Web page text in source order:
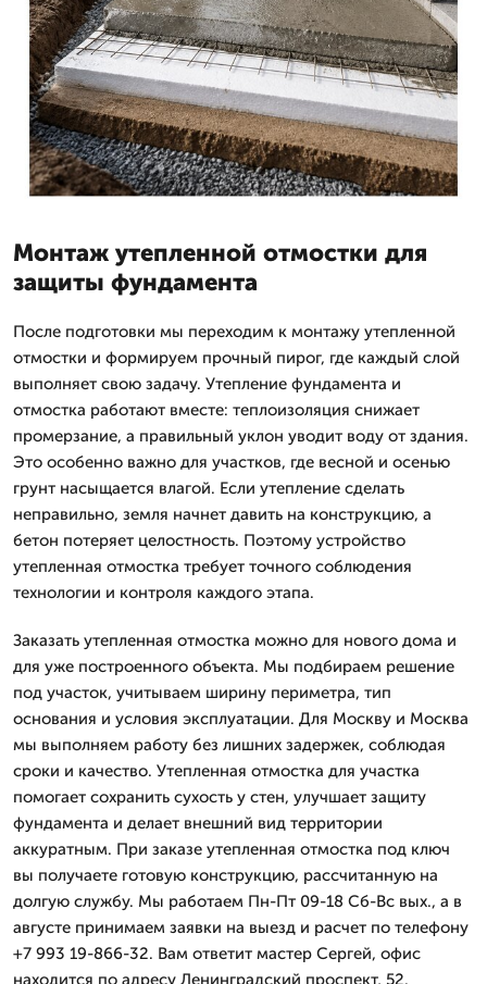
Монтаж утепленной отмостки для
защиты фундамента
После подготовки мы переходим к монтажу утепленной
отмостки и формируем прочный пирог, где каждый слой
выполняет свою задачу. Утепление фундамента и
отмостка работают вместе: теплоизоляция снижает
промерзание, а правильный уклон уводит воду от здания.
Это особенно важно для участков, где весной и осенью
грунт насыщается влагой. Если утепление сделать
неправильно, земля начнет давить на конструкцию, а
бетон потеряет целостность. Поэтому устройство
утепленная отмостка требует точного соблюдения
технологии и контроля каждого этапа.
Заказать утепленная отмостка можно для нового дома и
для уже построенного объекта. Мы подбираем решение
под участок, учитываем ширину периметра, тип
основания и условия эксплуатации. Для Москву и Москва
мы выполняем работу без лишних задержек, соблюдая
сроки и качество. Утепленная отмостка для участка
помогает сохранить сухость у стен, улучшает защиту
фундамента и делает внешний вид территории
аккуратным. При заказе утепленная отмостка под ключ
вы получаете готовую конструкцию, рассчитанную на
долгую службу. Мы работаем Пн-Пт 09-18 Сб-Вс вых., а в
августе принимаем заявки на выезд и расчет по телефону
+7 993 19-866-32. Вам ответит мастер Сергей, офис
находится по адресу Ленинградский проспект, 52.